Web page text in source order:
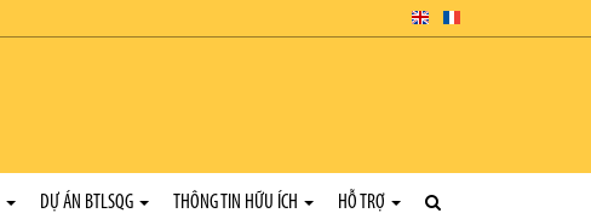
DỰ ÁN BTLSQG THÔNG TIN HỮU ÍCH HỖ TRỢ